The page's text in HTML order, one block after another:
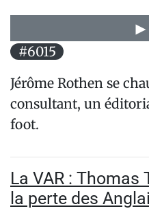
#6015
Jérôme Rothen se
consultant, un
foot.
La VAR : Thomas
la perte des